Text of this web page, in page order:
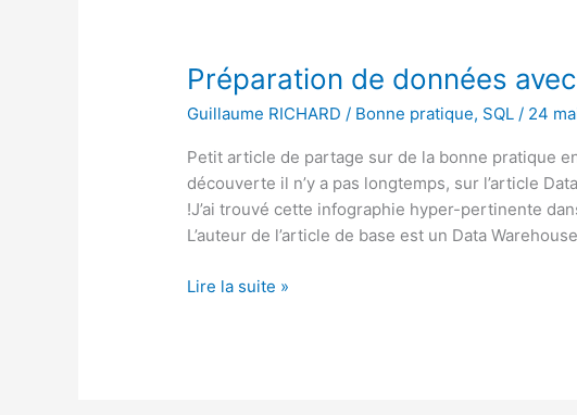
Préparation de données
Guillaume RICHARD/ Bonne pratique, SQL / 24
Petit article de partage sur de la bonne pratique
découverte il n’y a pas longtemps, sur l’article
!J’ai trouvé cette infographie hyper-pertinente
L’auteur de l’article de base est un Data
Préparation
Lire la suite »